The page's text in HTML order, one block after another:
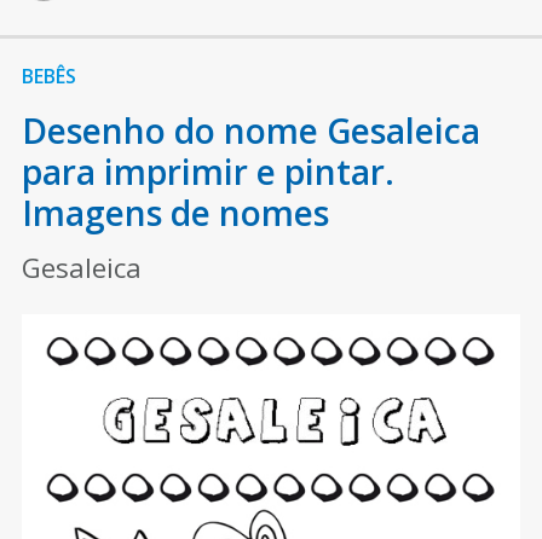
BEBÊS
Desenho do nome Gesaleica
para imprimir e pintar.
Imagens de nomes
Gesaleica